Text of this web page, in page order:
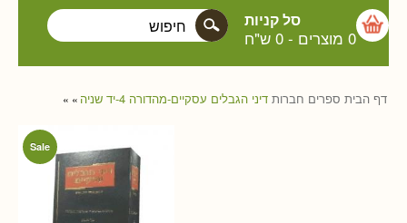
סל קניות
0 מוצרים - 0 ש"ח
דף הבית » ספרים חברות » דיני הגבלים עסקיים-מהדורה 4-יד שניה
Sale